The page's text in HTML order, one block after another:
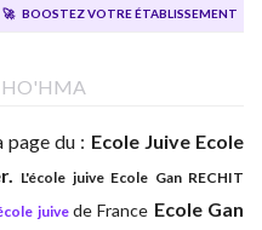
🚀 Boostez votre établissement
HO'HMA
page du : Ecole Juive Ecole
L'école juive Ecole Gan RECHIT
juive de France Ecole Gan